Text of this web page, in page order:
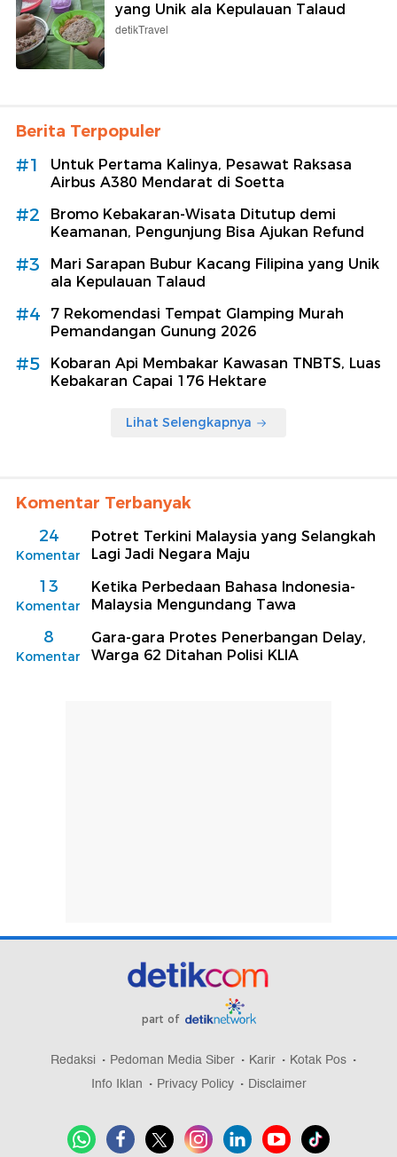
yang Unik ala Kepulauan Talaud
detikTravel
Berita Terpopuler
#1
Untuk Pertama Kalinya, Pesawat Raksasa
Airbus A380 Mendarat di Soetta
#2
Bromo Kebakaran-Wisata Ditutup demi
Keamanan, Pengunjung Bisa Ajukan Refund
#3
Mari Sarapan Bubur Kacang Filipina yang Unik
ala Kepulauan Talaud
#4
7 Rekomendasi Tempat Glamping Murah
Pemandangan Gunung 2026
#5
Kobaran Api Membakar Kawasan TNBTS, Luas
Kebakaran Capai 176 Hektare
Lihat Selengkapnya
Komentar Terbanyak
24
Komentar
Potret Terkini Malaysia yang Selangkah
Lagi Jadi Negara Maju
13
Komentar
Ketika Perbedaan Bahasa Indonesia-
Malaysia Mengundang Tawa
8
Komentar
Gara-gara Protes Penerbangan Delay,
Warga 62 Ditahan Polisi KLIA
part of
Redaksi Pedoman Media Siber Karir
Kotak Pos
Info Iklan
Privacy Policy Disclaimer